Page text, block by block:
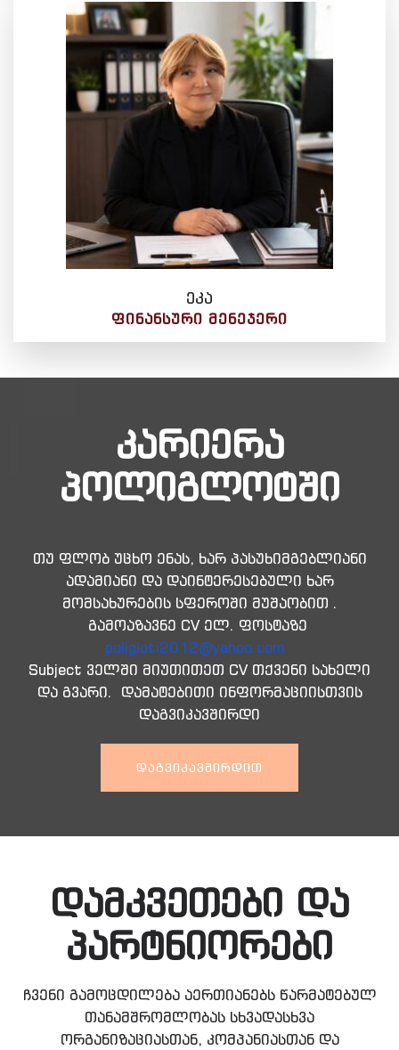
ეკა
ᲤᲘᲜᲐᲜᲡᲣᲠᲘ ᲛᲔᲜᲔᲯᲔᲠᲘ
კარიერა
პოლიგლოტში
თუ ფლობ უცხო ენას, ხარ პასუხიმგებლიანი
ადამიანი და დაინტერესებული ხარ
მომსახურების სფეროში მუშაობით .
გამოაზავნე CV ელ. ფოსტაზე
poligloti2012@yahoo.com
Subject ველში მიუთითეთ CV თქვენი სახელი
და გვარი. დამატებითი ინფორმაციისთვის
დაგვიკავშირდი
ᲓᲐᲒᲕᲘᲙᲐᲕᲨᲘᲠᲓᲘᲗ
დამკვეთები და
პარტნიორები
ჩვენი გამოცდილება აერთიანებს წარმატებულ
თანამშრომლობას სხვადასხვა
ორგანიზაციასთან, კომპანიასთან და